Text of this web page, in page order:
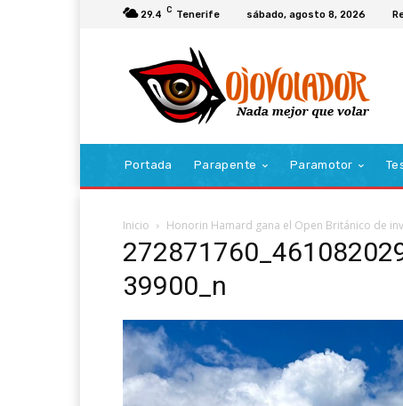
29.4 C Tenerife sábado, agosto 8, 2026
Portada Parapente Paramotor
Inicio Honorin Hamard gana el Open Británico de
39900_n